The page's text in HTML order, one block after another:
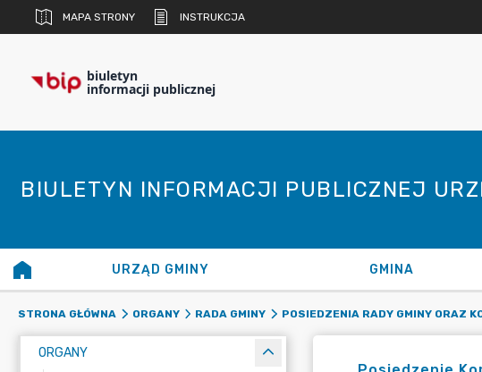
MAPA STRONY INSTRUKCJA
biuletyn
informacji publicznej
BIULETYN INFORMACJI PUBLICZNEJ
URZĄD GMINY GMINA
STRONA GŁÓWNA ORGANY RADA GMINY POSIEDZENIA RADY GMINY ORAZ
ORGANY